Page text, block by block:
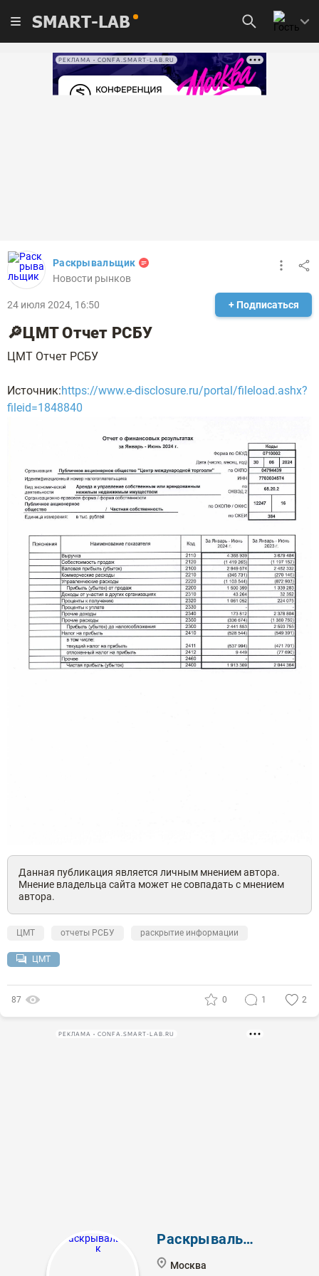
SMART-LAB
РЕКЛАМА • CONFA.SMART-LAB.RU
Раскрывальщик
Новости рынков
24 июля 2024, 16:50 + Подписаться
🔎ЦМТ Отчет РСБУ
ЦМТ Отчет РСБУ
Источник:https://www.e-disclosure.ru/portal/fileload.ashx?
fileid=1848840
Данная публикация является личным мнением автора.
Мнение владельца сайта может не совпадать с мнением
автора.
ЦМТ отчеты РСБУ раскрытие информации
ЦМТ
87 0 1 2
РЕКЛАМА • CONFA.SMART-LAB.RU
Раскрывальщик
Москва